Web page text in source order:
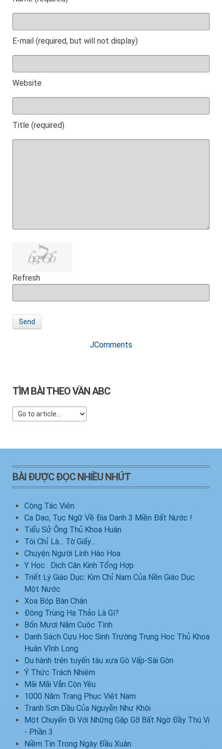
E-mail (required, but will not display)
Website
Title (required)
Refresh
Send
JComments
TÌM BÀI THEO VẦN ABC
BÀI ĐƯỢC ĐỌC NHIỀU NHỨT
Cộng Tác Viên
Ca Dao, Tục Ngữ Về Địa Danh 3 Miền Đất Nước !
Tiểu Sử Ông Thủ Khoa Huân
Tôi Chỉ Là... Tờ Giấy...
Chuyện Người Lính Hào Hoa
Y Học : Dịch Cân Kinh Tổng Hợp
Triết Lý Giáo Dục: Kim Chỉ Nam Của Nền Giáo Dục
Một Nước
Xoa Bóp Bàn Chân
Đông Trùng Hạ Thảo Là Gì?
Bốn Mươi Năm Cuộc Tình
Danh Sách Cựu Học Sinh Trường Trung Học Thủ Khoa
Huân Vĩnh Long
Du hành trên tuyến tàu xưa Gò Vấp-Sài Gòn
Ý Thức Trách Nhiệm
Mãi Mãi Vẫn Còn Yêu
1000 Năm Trang Phục Việt Nam
Tranh Sơn Dầu Của Nguyễn Như Khôi
Một Chuyến Đi Với Những Gặp Gỡ Bất Ngờ Đầy Thú Vị
- Phần 3
Niềm Tin Trong Ngày Đầu Xuân